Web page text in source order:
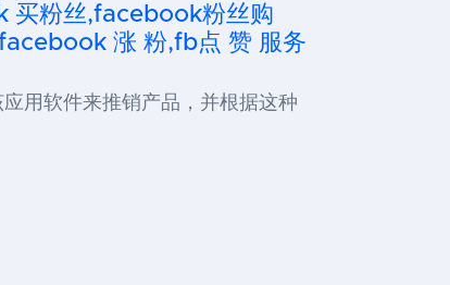
买粉丝,facebook粉丝购
涨 粉,fb点 赞 服务
用软件来推销产品，并根据这种